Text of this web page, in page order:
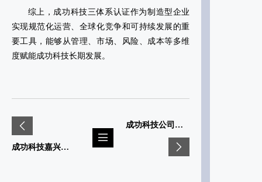
综上，成功科技三体系认证作为制造型企业
实现规范化运营、全球化竞争和可持续发展的重
要工具，能够从管理、市场、风险、成本等多维
度赋能成功科技长期发展。
成功科技嘉兴工业园盛大开工奠基典礼
成功科技公司荣获“高新技术企业”认定 科技创新实力再获认可